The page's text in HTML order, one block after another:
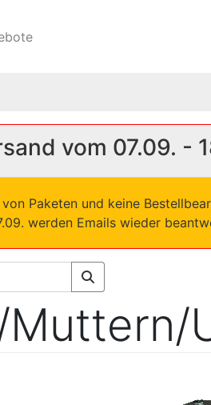
vom 07.09. -
Paketen und keine
werden Emails wieder